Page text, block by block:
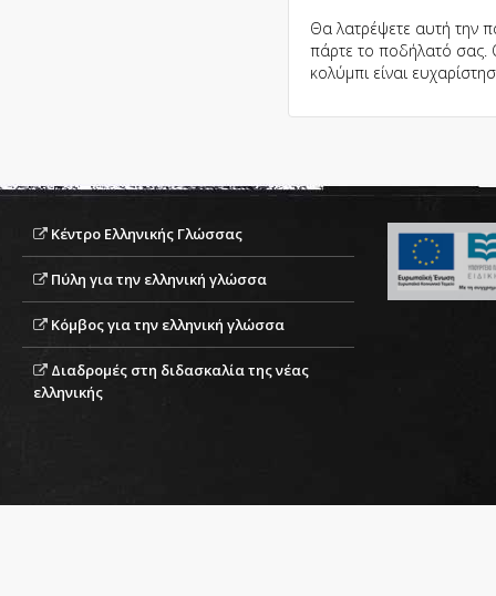
Είδος κειμένου:
Επίπεδο ύφους:
Θα λατρέψετε αυτή την
πάρτε το ποδήλατό σας.
κολύμπι είναι
Κέντρο Ελληνικής Γλώσσας
Πύλη για την ελληνική γλώσσα
Κόμβος για την ελληνική γλώσσα
Διαδρομές στη διδασκαλία της νέας
ελληνικής